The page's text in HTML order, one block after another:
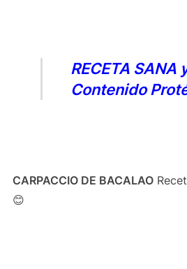
RECETA SANA
Contenido
CARPACCIO DE BACALAO
😊